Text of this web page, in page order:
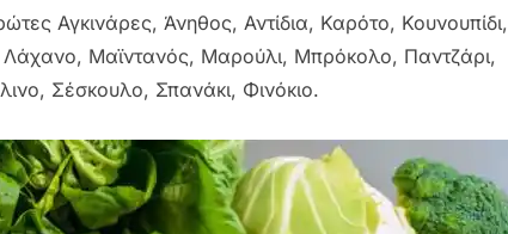
Αγκινάρες, Άνηθος, Αντίδια, Καρότο, Κουνουπίδι,
Μαϊντανός, Μαρούλι, Μπρόκολο, Παντζάρι,
Σέσκουλο, Σπανάκι, Φινόκιο.